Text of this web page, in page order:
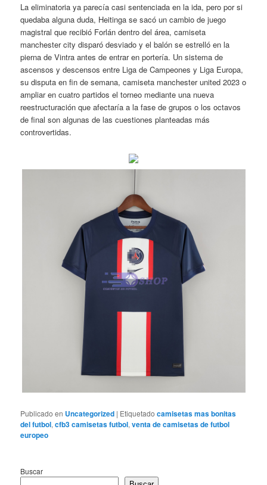
La eliminatoria ya parecía casi sentenciada en la ida, pero por si
quedaba alguna duda, Heitinga se sacó un cambio de juego
magistral que recibió Forlán dentro del área, camiseta
manchester city disparó desviado y el balón se estrelló en la
pierna de Vintra antes de entrar en portería. Un sistema de
ascensos y descensos entre Liga de Campeones y Liga Europa,
su disputa en fin de semana, camiseta manchester united 2023 o
ampliar en cuatro partidos el torneo mediante una nueva
reestructuración que afectaría a la fase de grupos o los octavos
de final son algunas de las cuestiones planteadas más
controvertidas.
Publicado en Uncategorized | Etiquetado camisetas mas bonitas
del futbol,cfb3 camisetas futbol,venta de camisetas de futbol
europeo
Buscar